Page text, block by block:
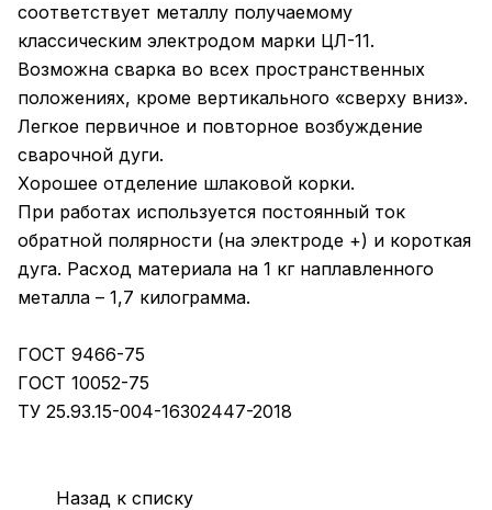
соответствует металлу получаемому
классическим электродом марки ЦЛ-11.
Возможна сварка во всех пространственных
положениях, кроме вертикального «сверху вниз».
Легкое первичное и повторное возбуждение
сварочной дуги.
Хорошее отделение шлаковой корки.
При работах используется постоянный ток
обратной полярности (на электроде +) и короткая
дуга. Расход материала на 1 кг наплавленного
металла – 1,7 килограмма.
ГОСТ 9466-75
ГОСТ 10052-75
ТУ 25.93.15-004-16302447-2018
Назад к списку